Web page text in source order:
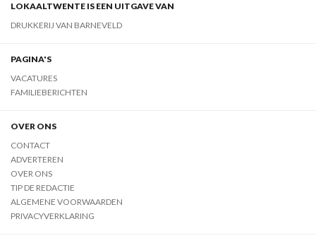
LOKAALTWENTE IS EEN UITGAVE VAN
DRUKKERIJ VAN BARNEVELD
PAGINA'S
VACATURES
FAMILIEBERICHTEN
OVER ONS
CONTACT
ADVERTEREN
OVER ONS
TIP DE REDACTIE
ALGEMENE VOORWAARDEN
PRIVACYVERKLARING